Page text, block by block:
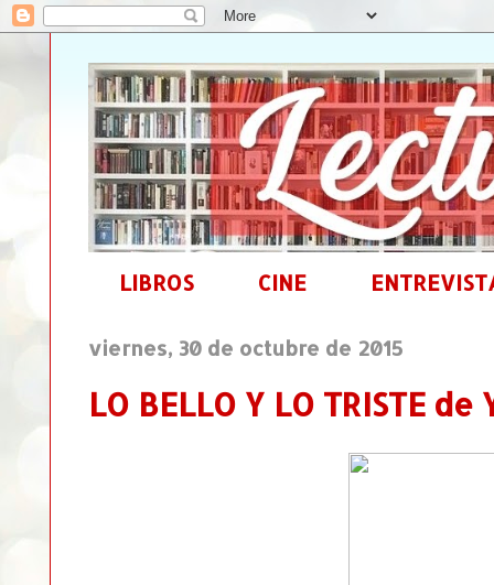
LIBROS CINE
viernes, 30 de octubre de 2015
LO BELLO Y LO TRISTE